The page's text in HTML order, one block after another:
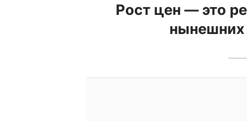
Рост цен — это
нынешних